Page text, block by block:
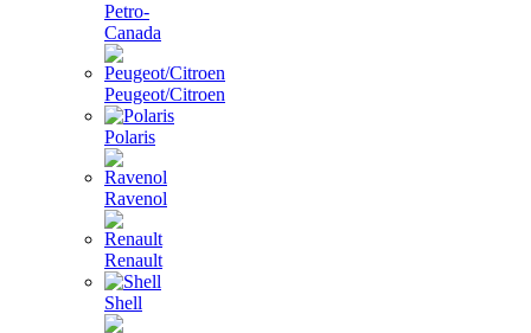
Petro-
Canada
Peugeot/Citroen
Polaris
Ravenol
Renault
Shell